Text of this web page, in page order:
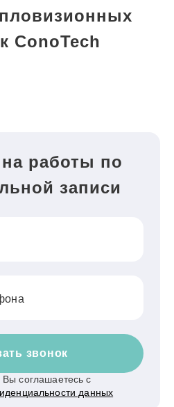
ConoTech
на работы по
записи
звонок
соглашаетесь с
данных